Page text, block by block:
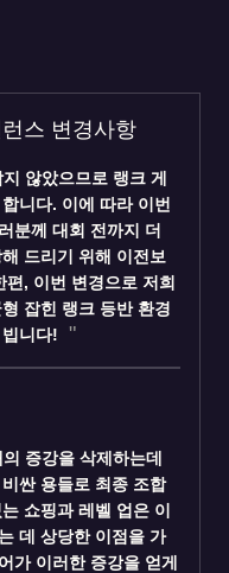
스 변경사항
않았으므로 랭크 게
니다. 이에 따라 이번
분께 대회 전까지 더
드리기 위해 이전보
, 이번 변경으로 저희
잡힌 랭크 등반 환경
니다!
증강을 삭제하는데
싼 용들로 최종 조합
쇼핑과레벨 업 은 이
데 상당한 이점을 가
가 이러한 증강을 얻게